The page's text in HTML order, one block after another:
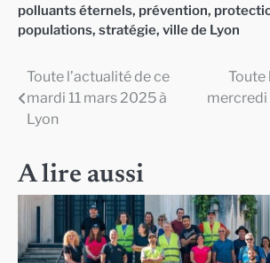
polluants éternels, prévention,
populations, stratégie, ville de Lyon
Navigation
de
Toute l’actualité de ce
mardi 11 mars 2025 à
Lyon
Toute
mercredi
A lire aussi